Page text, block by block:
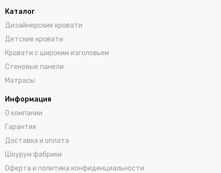
Каталог
Дизайнерские кровати
Детские кровати
Кровати с широким изголовьем
Стеновые панели
Матрасы
Информация
О компании
Гарантия
Доставка и оплата
Шоурум фабрики
Оферта и политика конфиденциальности